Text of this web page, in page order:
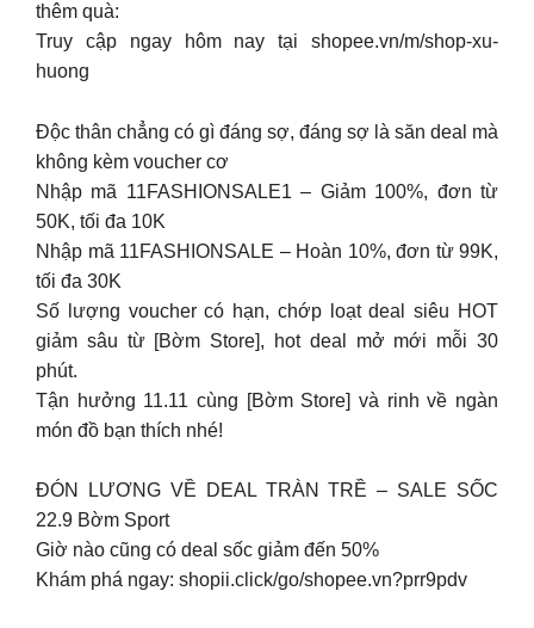
thêm quà:
Truy cập ngay hôm nay tại shopee.vn/m/shop-xu-
huong
Độc thân chẳng có gì đáng sợ, đáng sợ là săn deal mà
không kèm voucher cơ
Nhập mã 11FASHIONSALE1 – Giảm 100%, đơn từ
50K, tối đa 10K
Nhập mã 11FASHIONSALE – Hoàn 10%, đơn từ 99K,
tối đa 30K
Số lượng voucher có hạn, chớp loạt deal siêu HOT
giảm sâu từ [Bờm Store], hot deal mở mới mỗi 30
phút.
Tận hưởng 11.11 cùng [Bờm Store] và rinh về ngàn
món đồ bạn thích nhé!
ĐÓN LƯƠNG VỀ DEAL TRÀN TRỀ – SALE SỐC
22.9 Bờm Sport
Giờ nào cũng có deal sốc giảm đến 50%
Khám phá ngay: shopii.click/go/shopee.vn?prr9pdv